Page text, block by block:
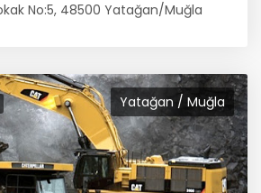
No:5, 48500 Yatağan/Muğla
Yatağan / Muğla